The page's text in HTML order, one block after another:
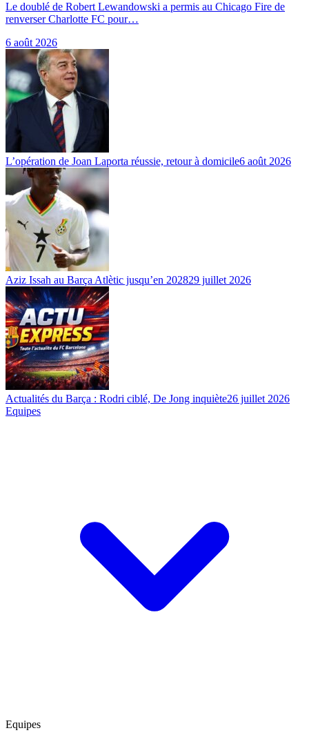
Le doublé de Robert Lewandowski a permis au Chicago Fire de
renverser Charlotte FC pour…
6 août 2026
L’opération de Joan Laporta réussie, retour à domicile6 août 2026
Aziz Issah au Barça Atlètic jusqu’en 202829 juillet 2026
Actualités du Barça : Rodri ciblé, De Jong inquiète26 juillet 2026
Equipes
Equipes